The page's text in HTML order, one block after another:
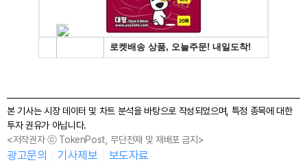
본 기사는 시장 데이터 및 차트 분석을 바탕으로 작성되었으며, 특정 종목에 대한
투자 권유가 아닙니다.
<저작권자 ⓒ TokenPost, 무단전재 및 재배포 금지>
광고문의 기사제보 보도자료